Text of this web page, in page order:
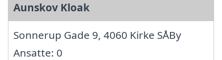
Aunskov Kloak
Sonnerup Gade 9, 4060 Kirke SÅBy
Ansatte: 0